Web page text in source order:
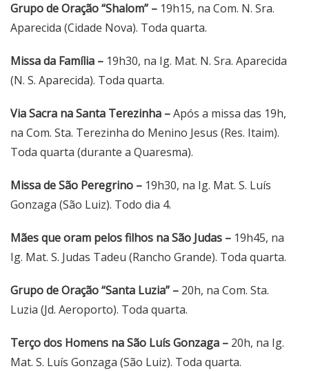
Grupo de Oração “Shalom” – 19h15, na Com. N. Sra.
Aparecida (Cidade Nova). Toda quarta.
Missa da Família – 19h30, na Ig. Mat. N. Sra. Aparecida
(N. S. Aparecida). Toda quarta.
Via Sacra na Santa Terezinha –Após a missa das 19h,
na Com. Sta. Terezinha do Menino Jesus (Res. Itaim).
Toda quarta (durante a Quaresma).
Missa de São Peregrino – 19h30, na Ig. Mat. S. Luís
Gonzaga (São Luiz). Todo dia 4.
Mães que oram pelos filhos na São Judas – 19h45, na
Ig. Mat. S. Judas Tadeu (Rancho Grande). Toda quarta.
Grupo de Oração “Santa Luzia” – 20h, na Com. Sta.
Luzia (Jd. Aeroporto). Toda quarta.
Terço dos Homens na São Luís Gonzaga – 20h, na Ig.
Mat. S. Luís Gonzaga (São Luiz). Toda quarta.